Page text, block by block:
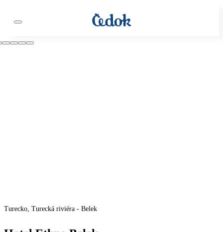
Turecko, Turecká riviéra - Belek